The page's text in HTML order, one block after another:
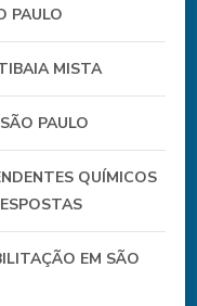
PAULO
MISTA
PAULO
QUÍMICOS
EM SÃO